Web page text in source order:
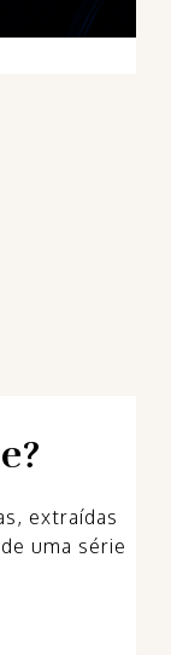
extraídas
uma série